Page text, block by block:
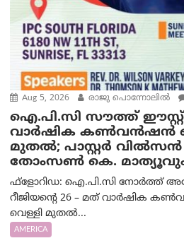
Aug 5, 2026 രാജു പൊന്നോലിൽ
ഐ.പി.സി സൗത്ത് ഈസ്റ്റ്
വാർഷിക കൺവൻഷൻ
മുതൽ; പാസ്റ്റർ
തോംസൺ കെ. മാത്യൂവും
ഫ്ളോറിഡ: ഐ.പി.സി നോർത്ത്
റീജിയന്റെ 26 – മത് വാർഷിക
വെള്ളി മുതൽ...
AMERICA